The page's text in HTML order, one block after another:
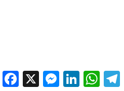
Facebook Messenger
LinkedIn